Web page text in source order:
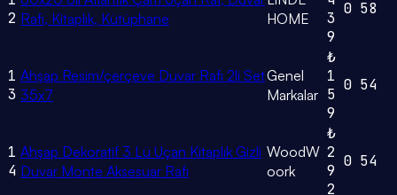
2 Rafı, Kitaplık, Kütüphane
HOME
3
9
0 58
1
3
Ahşap Resim/çerçeve Duvar Rafı 2li Set
35x7
Genel
Markalar
₺
1
5
9
0 54
1
4
Ahşap Dekoratif 3 Lü Uçan Kitaplık Gizli
Duvar Monte Aksesuar Rafı
WoodW
oork
₺
2
9
2
0 54